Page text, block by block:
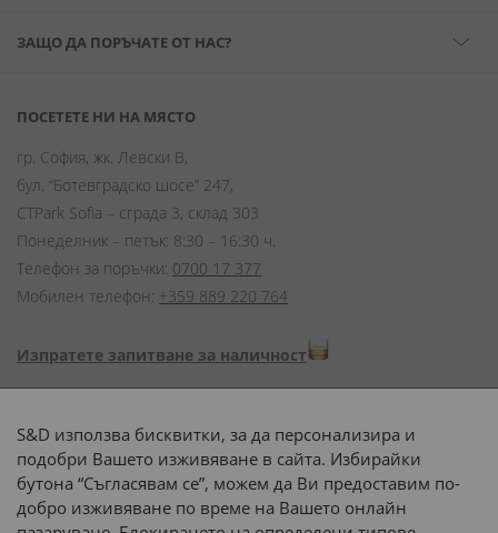
ЗАЩО ДА ПОРЪЧАТЕ ОТ НАС?
ПОСЕТЕТЕ НИ НА МЯСТО
гр. София, жк. Левски В,
бул. “Ботевградско шосе” 247,
CTPark Sofia – сграда 3, склад 303
Понеделник – петък: 8:30 – 16:30 ч.
Телефон за поръчки: 0700 17 377
Мобилен телефон: +359 889 220 764
Изпратете запитване за наличност
Начини на плащане:
S&D използва бисквитки, за да персонализира и
подобри Вашето изживяване в сайта. Избирайки
бутона “Съгласявам се”, можем да Ви предоставим по-
добро изживяване по време на Вашето онлайн